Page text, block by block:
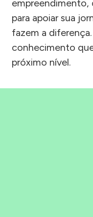
empreendimento,
para apoiar sua
fazem a
conhecimento
próximo nível.